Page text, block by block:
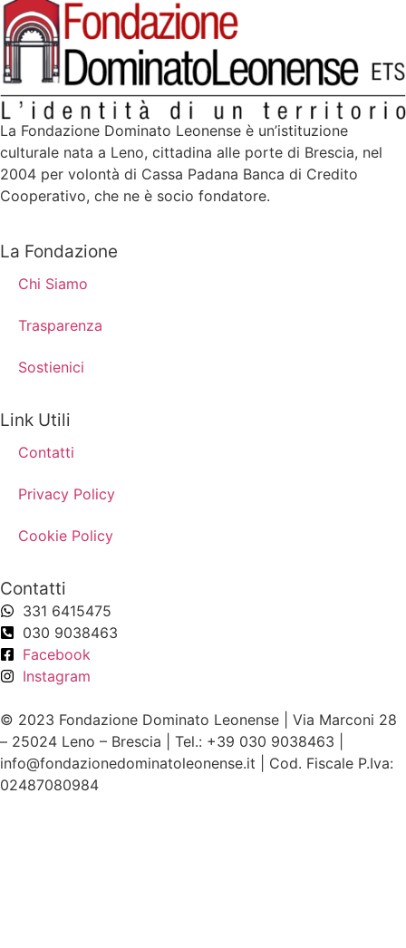
La Fondazione Dominato Leonense è un’istituzione
culturale nata a Leno, cittadina alle porte di Brescia, nel
2004 per volontà di Cassa Padana Banca di Credito
Cooperativo, che ne è socio fondatore.
La Fondazione
Chi Siamo
Trasparenza
Sostienici
Link Utili
Contatti
Privacy Policy
Cookie Policy
Contatti
331 6415475
030 9038463
Facebook
Instagram
© 2023 Fondazione Dominato Leonense | Via Marconi 28
– 25024 Leno – Brescia | Tel.: +39 030 9038463 |
info@fondazionedominatoleonense.it | Cod. Fiscale P.Iva:
02487080984